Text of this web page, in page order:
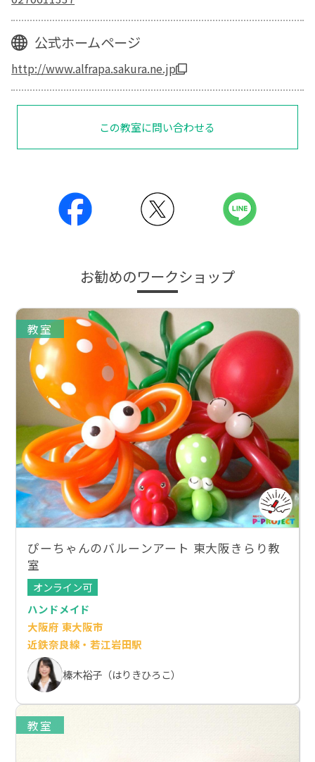
公式ホームページ
http://www.alfrapa.sakura.ne.jp
この教室に問い合わせる
お勧めのワークショップ
教室
ぴーちゃんのバルーンアート 東大阪きらり教
室
オンライン可
ハンドメイド
大阪府 東大阪市
近鉄奈良線・若江岩田駅
榛木裕子（はりきひろこ）
教室